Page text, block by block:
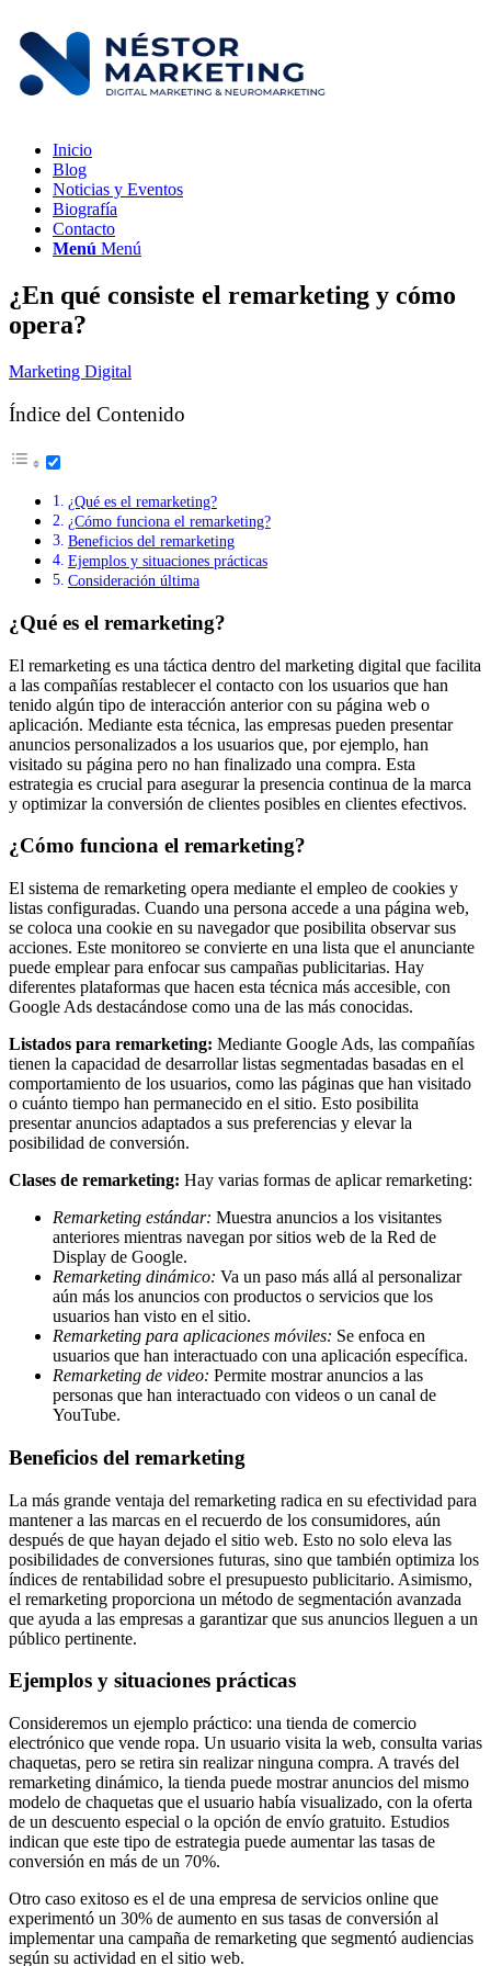
Inicio
Blog
Noticias y Eventos
Biografía
Contacto
Menú Menú
¿En qué consiste el remarketing y cómo
opera?
Marketing Digital
Índice del Contenido
¿Qué es el remarketing?
¿Cómo funciona el remarketing?
Beneficios del remarketing
Ejemplos y situaciones prácticas
Consideración última
¿Qué es el remarketing?
El remarketing es una táctica dentro del marketing digital que facilita
a las compañías restablecer el contacto con los usuarios que han
tenido algún tipo de interacción anterior con su página web o
aplicación. Mediante esta técnica, las empresas pueden presentar
anuncios personalizados a los usuarios que, por ejemplo, han
visitado su página pero no han finalizado una compra. Esta
estrategia es crucial para asegurar la presencia continua de la marca
y optimizar la conversión de clientes posibles en clientes efectivos.
¿Cómo funciona el remarketing?
El sistema de remarketing opera mediante el empleo de cookies y
listas configuradas. Cuando una persona accede a una página web,
se coloca una cookie en su navegador que posibilita observar sus
acciones. Este monitoreo se convierte en una lista que el anunciante
puede emplear para enfocar sus campañas publicitarias. Hay
diferentes plataformas que hacen esta técnica más accesible, con
Google Ads destacándose como una de las más conocidas.
Listados para remarketing: Mediante Google Ads, las compañías
tienen la capacidad de desarrollar listas segmentadas basadas en el
comportamiento de los usuarios, como las páginas que han visitado
o cuánto tiempo han permanecido en el sitio. Esto posibilita
presentar anuncios adaptados a sus preferencias y elevar la
posibilidad de conversión.
Clases de remarketing: Hay varias formas de aplicar remarketing:
Remarketing estándar: Muestra anuncios a los visitantes
anteriores mientras navegan por sitios web de la Red de
Display de Google.
Remarketing dinámico: Va un paso más allá al personalizar
aún más los anuncios con productos o servicios que los
usuarios han visto en el sitio.
Remarketing para aplicaciones móviles: Se enfoca en
usuarios que han interactuado con una aplicación específica.
Remarketing de video: Permite mostrar anuncios a las
personas que han interactuado con videos o un canal de
YouTube.
Beneficios del remarketing
La más grande ventaja del remarketing radica en su efectividad para
mantener a las marcas en el recuerdo de los consumidores, aún
después de que hayan dejado el sitio web. Esto no solo eleva las
posibilidades de conversiones futuras, sino que también optimiza los
índices de rentabilidad sobre el presupuesto publicitario. Asimismo,
el remarketing proporciona un método de segmentación avanzada
que ayuda a las empresas a garantizar que sus anuncios lleguen a un
público pertinente.
Ejemplos y situaciones prácticas
Consideremos un ejemplo práctico: una tienda de comercio
electrónico que vende ropa. Un usuario visita la web, consulta varias
chaquetas, pero se retira sin realizar ninguna compra. A través del
remarketing dinámico, la tienda puede mostrar anuncios del mismo
modelo de chaquetas que el usuario había visualizado, con la oferta
de un descuento especial o la opción de envío gratuito. Estudios
indican que este tipo de estrategia puede aumentar las tasas de
conversión en más de un 70%.
Otro caso exitoso es el de una empresa de servicios online que
experimentó un 30% de aumento en sus tasas de conversión al
implementar una campaña de remarketing que segmentó audiencias
según su actividad en el sitio web.